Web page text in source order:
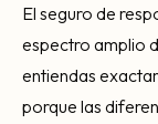
El seguro de
espectro amplio
entiendas
porque las